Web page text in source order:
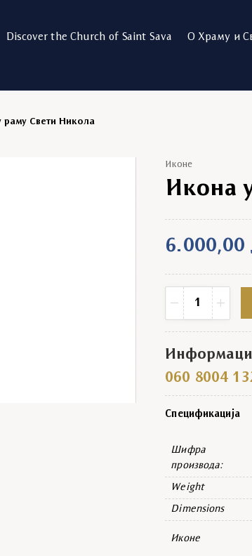
Discover the Church of Saint Sava О Храму и
раму Свети Никола
Иконе
Икона
6.000,00
−
Икона у раму
+
060 8004
Спецификација
Шифра
производа:
Weight
Dimensions
Иконе